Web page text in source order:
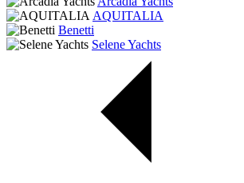
AQUITALIA
Benetti
Selene Yachts